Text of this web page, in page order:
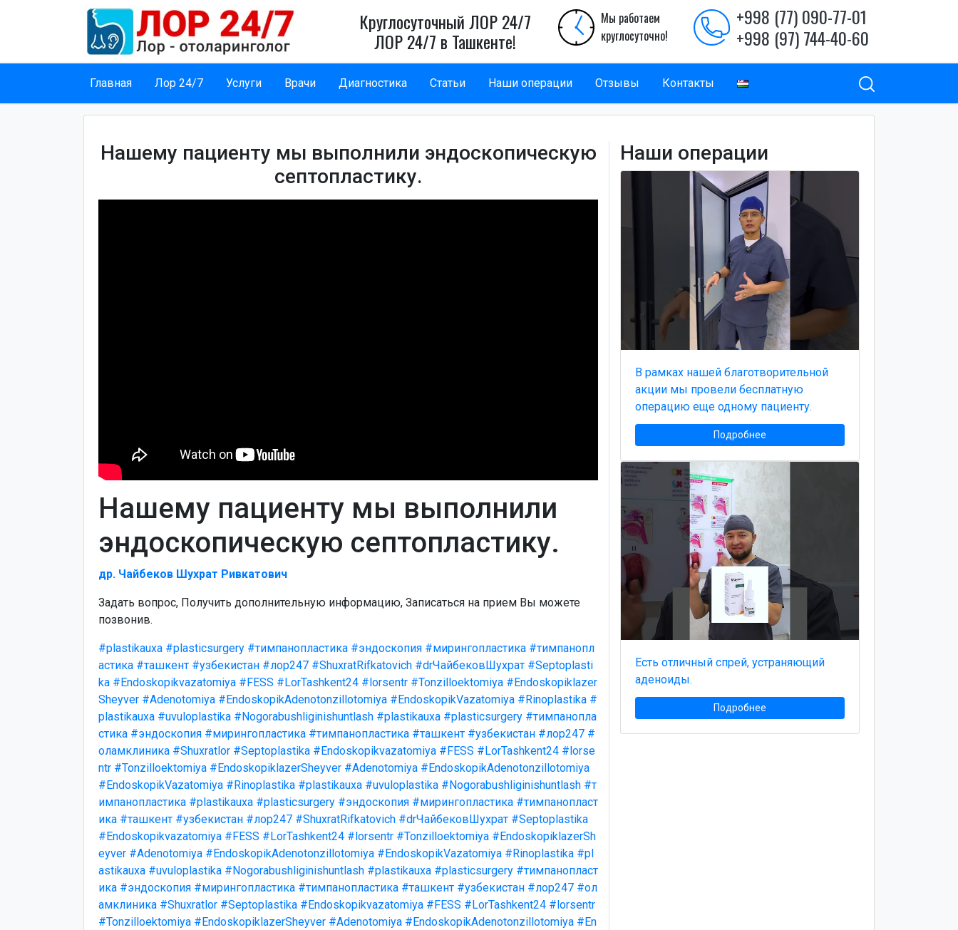
Круглосуточный ЛОР 24/7
ЛОР 24/7 в Ташкенте!
Мы работаем
круглосуточно!
+998 (77) 090-77-01
+998 (97) 744-40-60
Главная Лор 24/7 Услуги Врачи Диагностика Статьи Наши операции Отзывы Контакты
Нашему пациенту мы выполнили эндоскопическую
септопластику.
Нашему пациенту мы выполнили
эндоскопическую септопластику.
др. Чайбеков Шухрат Ривкатович
Задать вопрос, Получить дополнительную информацию, Записаться на прием Вы можете
позвонив.
#plastikauxa #plasticsurgery #тимпанопластика #эндоскопия #мирингопластика #тимпанопл
астика #ташкент #узбекистан #лор247 #ShuxratRifkatovich #drЧайбековШухрат #Septoplasti
ka #Endoskopikvazatomiya #FESS #LorTashkent24 #lorsentr #Tonzilloektomiya #Endoskopiklazer
Sheyver #Adenotomiya #EndoskopikAdenotonzillotomiya #EndoskopikVazatomiya #Rinoplastika #
plastikauxa #uvuloplastika #Nogorabushliginishuntlash #plastikauxa #plasticsurgery #тимпанопла
стика #эндоскопия #мирингопластика #тимпанопластика #ташкент #узбекистан #лор247 #
оламклиника #Shuxratlor #Septoplastika #Endoskopikvazatomiya #FESS #LorTashkent24 #lorse
ntr #Tonzilloektomiya #EndoskopiklazerSheyver #Adenotomiya #EndoskopikAdenotonzillotomiya
#EndoskopikVazatomiya #Rinoplastika #plastikauxa #uvuloplastika #Nogorabushliginishuntlash #т
импанопластика #plastikauxa #plasticsurgery #эндоскопия #мирингопластика #тимпанопласт
ика #ташкент #узбекистан #лор247 #ShuxratRifkatovich #drЧайбековШухрат #Septoplastika
#Endoskopikvazatomiya #FESS #LorTashkent24 #lorsentr #Tonzilloektomiya #EndoskopiklazerSh
eyver #Adenotomiya #EndoskopikAdenotonzillotomiya #EndoskopikVazatomiya #Rinoplastika #pl
astikauxa #uvuloplastika #Nogorabushliginishuntlash #plastikauxa #plasticsurgery #тимпанопласт
ика #эндоскопия #мирингопластика #тимпанопластика #ташкент #узбекистан #лор247 #ол
амклиника #Shuxratlor #Septoplastika #Endoskopikvazatomiya #FESS #LorTashkent24 #lorsentr
#Tonzilloektomiya #EndoskopiklazerSheyver #Adenotomiya #EndoskopikAdenotonzillotomiya #En
Наши операции
В рамках нашей благотворительной
акции мы провели бесплатную
операцию еще одному пациенту.
Подробнее
Есть отличный спрей, устраняющий
аденоиды.
Подробнее